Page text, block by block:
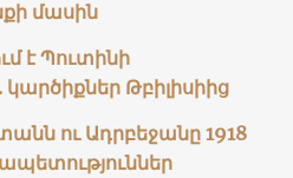
մասին
է Պուտինի
Թբիլիսիից
ու Ադրբեջանը 1918